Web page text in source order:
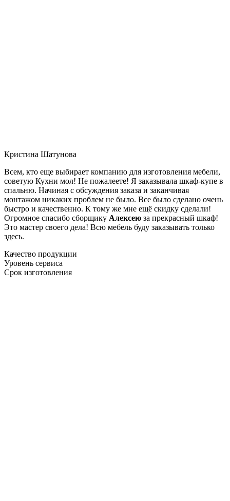
Кристина Шатунова
Всем, кто еще выбирает компанию для изготовления мебели,
советую Кухни мол! Не пожалеете! Я заказывала шкаф-купе в
спальню. Начиная с обсуждения заказа и заканчивая
монтажом никаких проблем не было. Все было сделано очень
быстро и качественно. К тому же мне ещё скидку сделали!
Огромное спасибо сборщику Алексею за прекрасный шкаф!
Это мастер своего дела! Всю мебель буду заказывать только
здесь.
Качество продукции
Уровень сервиса
Срок изготовления